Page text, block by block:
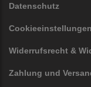
Datenschutz
Cookieeinstellungen
Widerrufsrecht &
Zahlung und